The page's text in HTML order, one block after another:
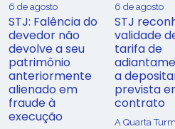
6 de agosto
STJ: Falência do
devedor não
devolve a seu
patrimônio
anteriormente
alienado em
fraude à
execução
6 de agosto
STJ
validade
tarifa de
a
prevista
contrato
A Quarta